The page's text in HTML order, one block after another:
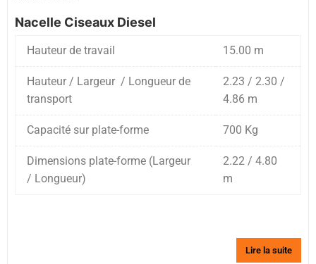
Nacelle Ciseaux Diesel
Hauteur de travail 15.00 m
Hauteur / Largeur / Longueur de
transport
2.23 / 2.30 /
4.86 m
Capacité sur plate-forme 700 Kg
Dimensions plate-forme (Largeur
/ Longueur)
2.22 / 4.80
m
Lire la suite